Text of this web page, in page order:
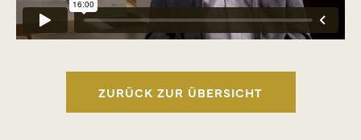
ZURÜCK ZUR ÜBERSICHT